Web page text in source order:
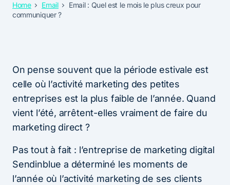
Home Email
Email : Quel est le mois le plus creux pour
communiquer ?
On pense souvent que la période estivale est
celle où l’activité marketing des petites
entreprises est la plus faible de l’année. Quand
vient l’été, arrêtent-elles vraiment de faire du
marketing direct ?
Pas tout à fait : l’entreprise de marketing digital
Sendinblue a déterminé les moments de
l’année où l’activité marketing de ses clients